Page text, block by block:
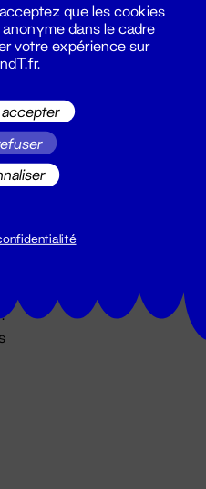
que les cookies
dans le cadre
votre expérience sur